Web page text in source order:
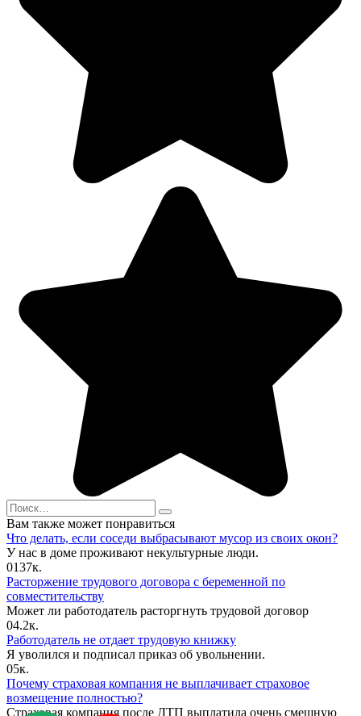
Search
for:
Вам также может понравиться
Что делать, если соседи выбрасывают мусор из своих окон?
У нас в доме проживают некультурные люди.
0137к.
Расторжение трудового договора с беременной по
совместительству
Может ли работодатель расторгнуть трудовой договор
04.2к.
Работодатель не отдает трудовую книжку
Я уволился и подписал приказ об увольнении.
05к.
Почему страховая компания не выплачивает страховое
возмещение полностью?
Страховая компания после ДТП выплатила очень смешную